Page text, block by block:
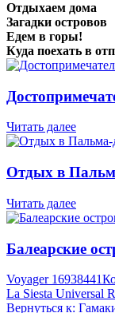
Отдыхаем дома
Загадки островов
Едем в горы!
Куда поехать в
Читать далее
Отдых в
Читать далее
Балеарские
Voyager 16938441
La Siesta Universal
Вернуться к: